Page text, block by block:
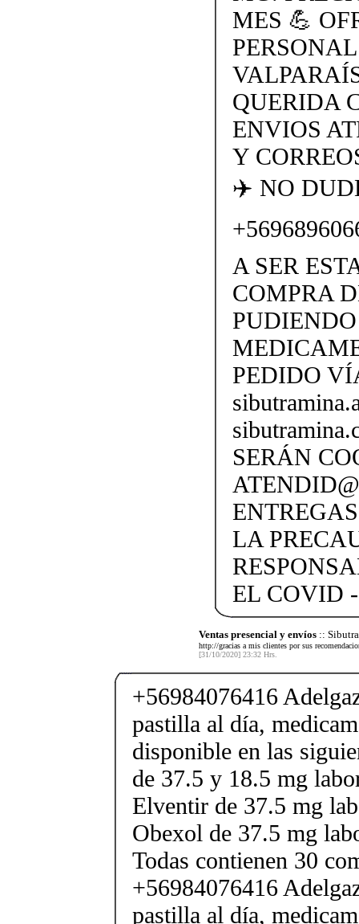
MES 💪
QUERIDA
ENVIOS
Y
✈️ NO
A SER
COMPRA
PEDIDO
SERÁN
LA
EL COVID
Ventas presencial y envíos ::
http://gracias a mis clientes por sus
[31/10/2020] 23:32 Hrs.
+56984076416
pastilla al día,
disponible en las
de 37.5 y 18.5 mg
Elventir de 37.5 mg
Obexol de 37.5 mg
Todas contienen 30
+56984076416
pastilla al día,